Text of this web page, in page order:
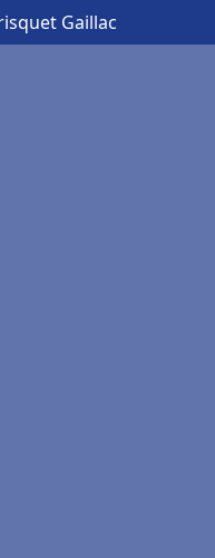
Gaillac